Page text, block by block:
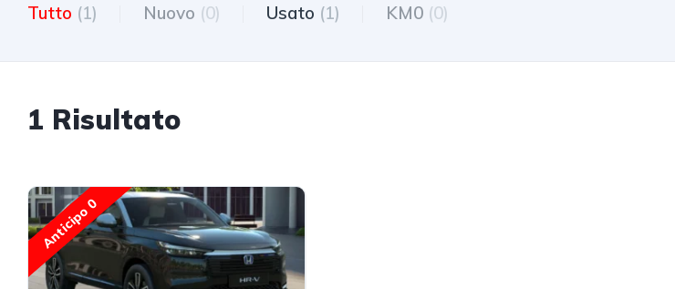
Tutto (1) Nuovo (0) Usato (1) KM0 (0)
1 Risultato
Anticipo 0